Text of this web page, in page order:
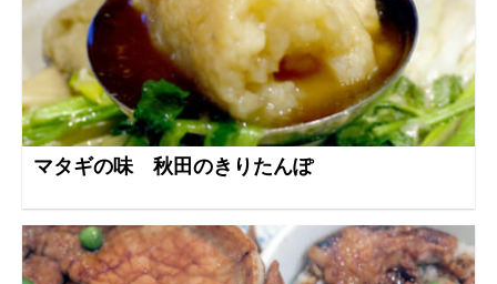
マタギの味 秋田のきりたんぽ